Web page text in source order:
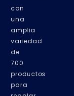
con
una
amplia
variedad
de
700
productos
para